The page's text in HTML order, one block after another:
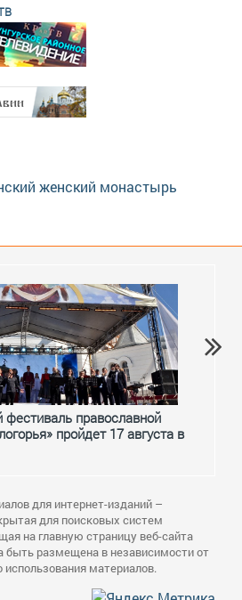
женский монастырь
православной
пройдет 17 августа в
для интернет-изданий –
для поисковых систем
на главную страницу веб-сайта
быть размещена в независимости от
использования материалов.